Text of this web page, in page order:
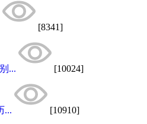
[8341]
... [10024]
... [10910]